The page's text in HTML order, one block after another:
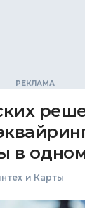
в
и Карты